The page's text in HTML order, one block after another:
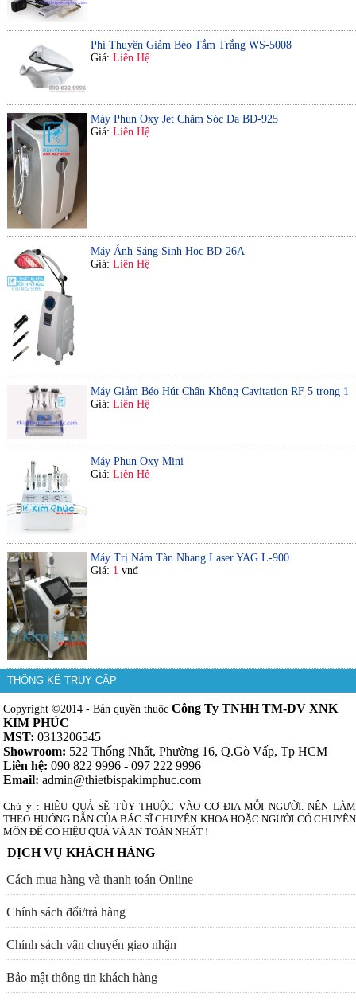
Phi Thuyền Giảm Béo Tắm Trắng WS-5008
Giá: Liên Hệ
Máy Phun Oxy Jet Chăm Sóc Da BD-925
Giá: Liên Hệ
Máy Ánh Sáng Sinh Học BD-26A
Giá: Liên Hệ
Máy Giảm Béo Hút Chân Không Cavitation RF 5 trong 1
Giá: Liên Hệ
Máy Phun Oxy Mini
Giá: Liên Hệ
Máy Trị Nám Tàn Nhang Laser YAG L-900
Giá: 1 vnđ
THỐNG KÊ TRUY CẬP
Copyright ©2014 - Bản quyền thuộcCông Ty TNHH TM-DV XNK
KIM PHÚC
MST: 0313206545
Showroom: 522 Thống Nhất, Phường 16, Q.Gò Vấp, Tp HCM
Liên hệ: 090 822 9996 - 097 222 9996
Email: admin@thietbispakimphuc.com
Chú ý : HIỆU QUẢ SẼ TÙY THUỘC VÀO CƠ ĐỊA MỖI NGƯỜI. NÊN LÀM
THEO HƯỚNG DẪN CỦA BÁC SĨ CHUYÊN KHOA HOẶC NGƯỜI CÓ CHUYÊN
MÔN ĐỂ CÓ HIỆU QUẢ VÀ AN TOÀN NHẤT !
DỊCH VỤ KHÁCH HÀNG
Cách mua hàng và thanh toán Online
Chính sách đổi/trả hàng
Chính sách vận chuyển giao nhận
Bảo mật thông tin khách hàng